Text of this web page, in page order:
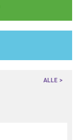
ALLE >